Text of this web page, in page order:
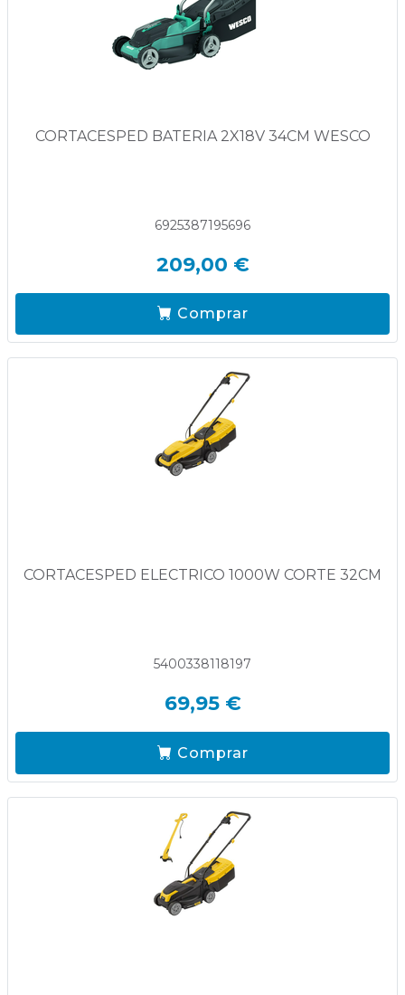
CORTACESPED BATERIA 2X18V 34CM WESCO
6925387195696
209,00 €
Comprar
CORTACESPED ELECTRICO 1000W CORTE 32CM
5400338118197
69,95 €
Comprar